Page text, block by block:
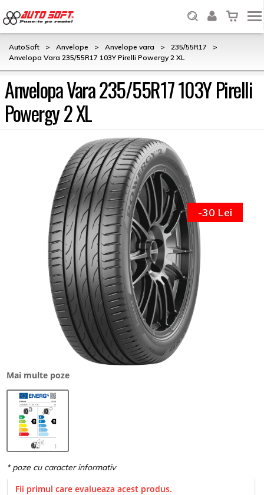
AutoSoft > Anvelope > Anvelope vara > 235/55R17
>
Anvelopa Vara 235/55R17 103Y Pirelli Powergy 2 XL
Anvelopa Vara 235/55R17 103Y Pirelli
Powergy 2 XL
Mai multe poze
-30 Lei
Fii primul care evalueaza acest produs.